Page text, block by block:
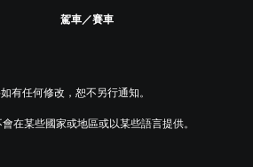
駕車／賽車
有任何修改，恕不另行通知。
在某些國家或地區或以某些語言提供。